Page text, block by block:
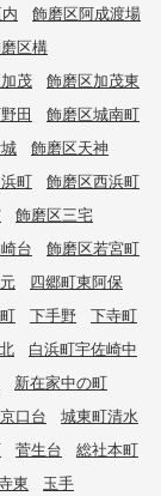
飾磨区阿成渡場
区構
茂
飾磨区加茂東
田
飾磨区城南町
飾磨区天神
町
飾磨区西浜町
飾磨区三宅
台
飾磨区若宮町
四郷町東阿保
下手野
下寺町
白浜町宇佐崎中
新在家中の町
口台
城東町清水
菅生台
総社本町
東
玉手